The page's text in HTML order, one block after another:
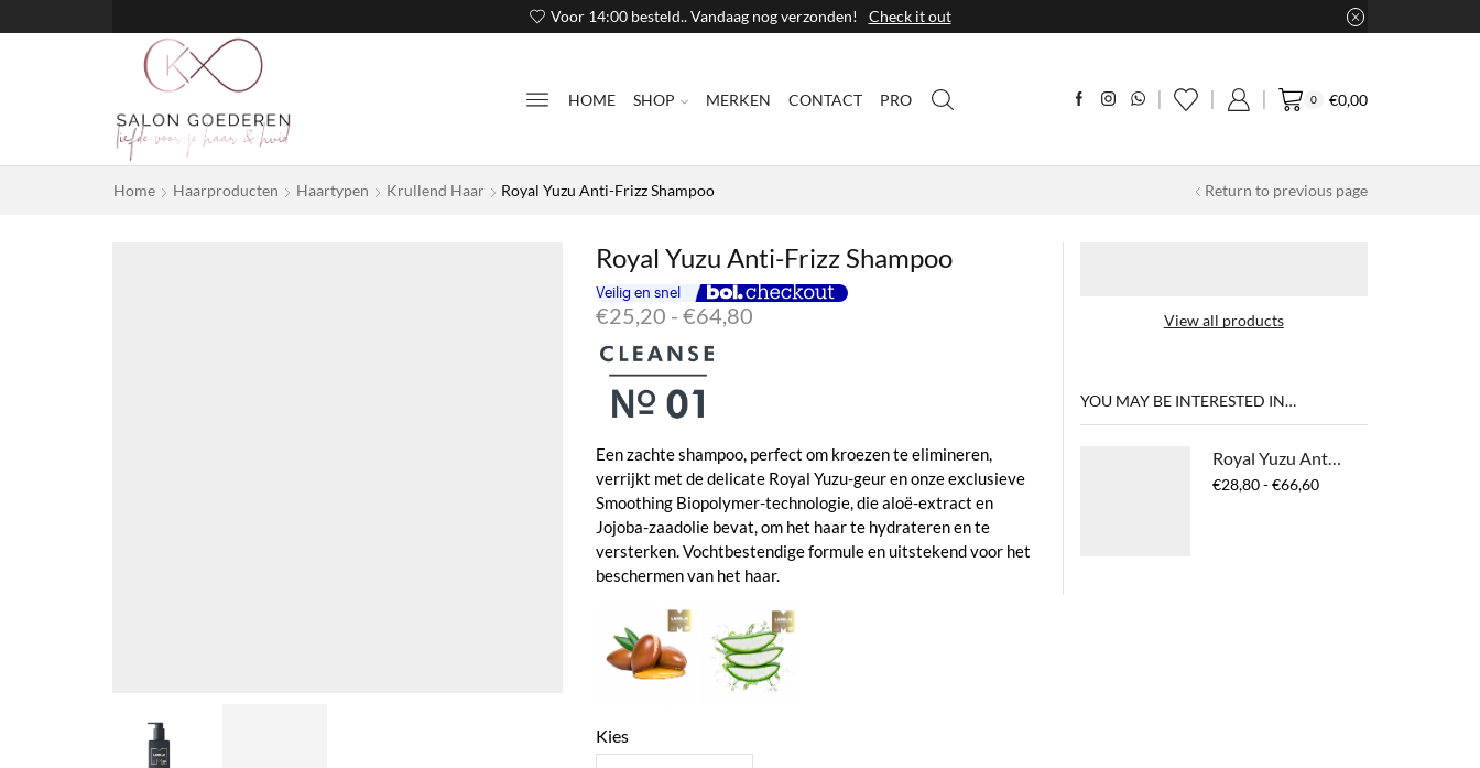
Voor 14:00 besteld.. Vandaag nog verzonden! Check it out
HOME SHOP MERKEN CONTACT PRO 0 €0,00
Home Haarproducten Haartypen Krullend Haar Royal Yuzu Anti-Frizz Shampoo Return to previous page
Royal Yuzu Anti-Frizz Shampoo
€25,20 - €64,80Prijsklasse:
Een zachte shampoo, perfect om kroezen te elimineren,
verrijkt met de delicate Royal Yuzu-geur en onze exclusieve
Smoothing Biopolymer-technologie, die aloë-extract en
Jojoba-zaadolie bevat, om het haar te hydrateren en te
versterken. Vochtbestendige formule en uitstekend voor het
beschermen van het haar.
Kies
View all products
YOU MAY BE INTERESTED IN…
Royal Yuzu Anti-Frizz Conditioner
€28,80 - €66,60Prijsklasse: